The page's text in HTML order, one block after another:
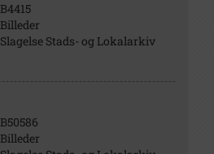
B4415
Billeder
Slagelse Stads- og Lokalarkiv
B50586
Billeder